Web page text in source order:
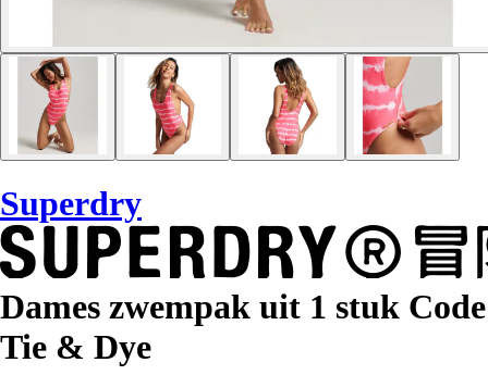
Superdry
Dames zwempak uit 1 stuk Code
Tie & Dye